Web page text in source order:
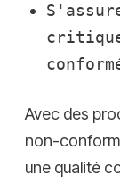
Avec des
non-
une qualité